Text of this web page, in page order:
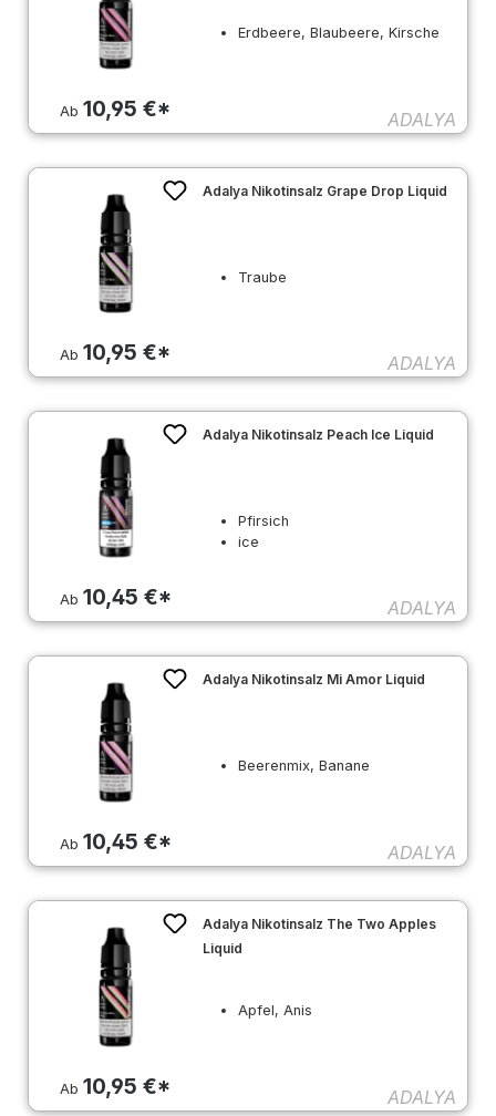
Ab10,95 €*
Erdbeere, Blaubeere, Kirsche
ADALYA
Ab10,95 €*
Adalya Nikotinsalz Grape Drop Liquid
Traube
ADALYA
Ab 10,45 €*
Adalya Nikotinsalz Peach Ice Liquid
Pfirsich
ice
ADALYA
Ab 10,45 €*
Adalya Nikotinsalz Mi Amor Liquid
Beerenmix, Banane
ADALYA
Ab10,95 €*
Adalya Nikotinsalz The Two Apples
Liquid
Apfel, Anis
ADALYA